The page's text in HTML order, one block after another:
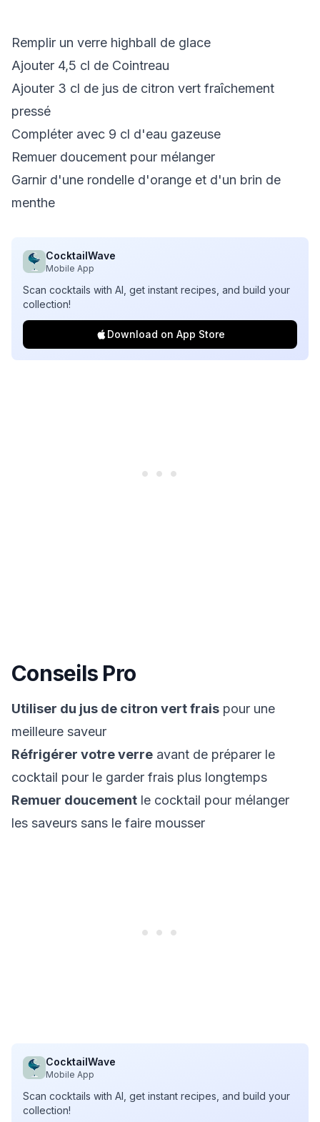
Remplir un verre highball de glace
Ajouter 4,5 cl de Cointreau
Ajouter 3 cl de jus de citron vert fraîchement
pressé
Compléter avec 9 cl d'eau gazeuse
Remuer doucement pour mélanger
Garnir d'une rondelle d'orange et d'un brin de
menthe
CocktailWave
Mobile App
Scan cocktails with AI, get instant recipes, and build your
collection!
Download on App Store
Conseils Pro
Utiliser du jus de citron vert frais pour une
meilleure saveur
Réfrigérer votre verre avant de préparer le
cocktail pour le garder frais plus longtemps
Remuer doucement le cocktail pour mélanger
les saveurs sans le faire mousser
CocktailWave
Mobile App
Scan cocktails with AI, get instant recipes, and build your
collection!